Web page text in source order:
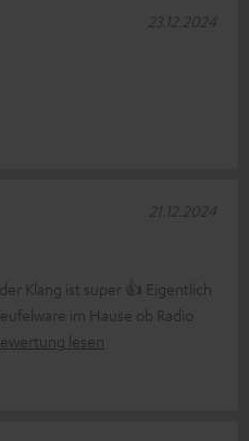
23.12.2024
Klang ist super 👍 Eigentlich
im Hause ob Radio
lesen
21.12.2024